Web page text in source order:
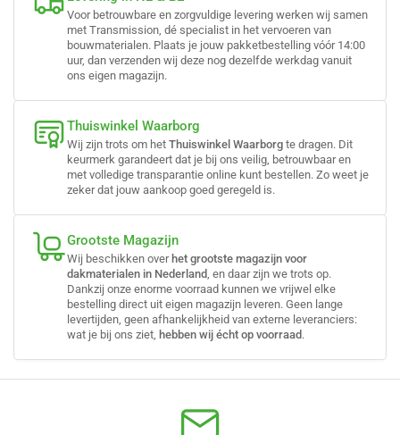
Voor betrouwbare en zorgvuldige levering werken wij samen
met Transmission, dé specialist in het vervoeren van
bouwmaterialen. Plaats je jouw pakketbestelling vóór 14:00
uur, dan verzenden wij deze nog dezelfde werkdag vanuit
ons eigen magazijn.
Thuiswinkel Waarborg
Wij zijn trots om het Thuiswinkel Waarborg te dragen. Dit
keurmerk garandeert dat je bij ons veilig, betrouwbaar en
met volledige transparantie online kunt bestellen. Zo weet je
zeker dat jouw aankoop goed geregeld is.
Grootste Magazijn
Wij beschikken over het grootste magazijn voor
dakmaterialen in Nederland, en daar zijn we trots op.
Dankzij onze enorme voorraad kunnen we vrijwel elke
bestelling direct uit eigen magazijn leveren. Geen lange
levertijden, geen afhankelijkheid van externe leveranciers:
wat je bij ons ziet, hebben wij écht op voorraad .